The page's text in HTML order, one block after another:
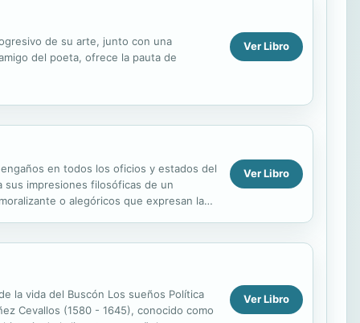
de su arte, junto con una
del poeta, ofrece la pauta de
Ver Libro
en todos los oficios y estados del
sus impresiones filosóficas de un
o alegóricos que expresan la
Ver Libro
la vida del Buscón Los sueños Política
Cevallos (1580 - 1645), conocido como
Ver Libro